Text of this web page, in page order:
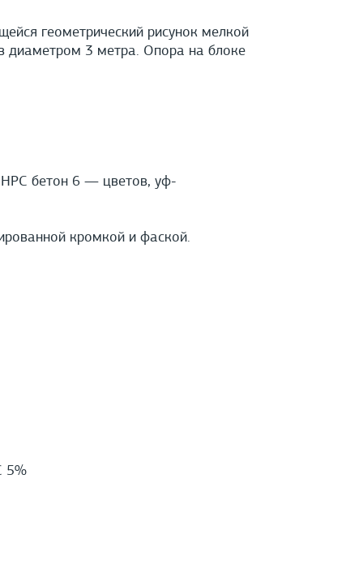
геометрический рисунок мелкой
диаметром 3 метра. Опора на блоке
бетон 6 — цветов, уф-
кромкой и фаской.
5%